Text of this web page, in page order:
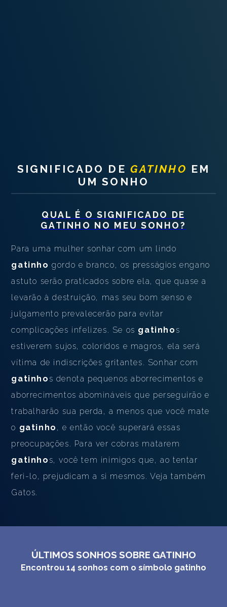
SIGNIFICADO DE GATINHO EM
UM SONHO
QUAL É O SIGNIFICADO DE
GATINHO NO MEU SONHO?
Para uma mulher sonhar com um lindo
gatinho gordo e branco, os presságios engano
astuto serão praticados sobre ela, que quase a
levarão à destruição, mas seu bom senso e
julgamento prevalecerão para evitar
complicações infelizes. Se os gatinho s
estiverem sujos, coloridos e magros, ela será
vítima de indiscrições gritantes. Sonhar com
gatinho s denota pequenos aborrecimentos e
aborrecimentos abomináveis ​​que perseguirão e
trabalharão sua perda, a menos que você mate
o gatinho , e então você superará essas
preocupações. Para ver cobras matarem
gatinho s, você tem inimigos que, ao tentar
feri-lo, prejudicam a si mesmos. Veja também
Gatos.
ÚLTIMOS SONHOS SOBRE GATINHO
Encontrou 14 sonhos com o símbolo gatinho